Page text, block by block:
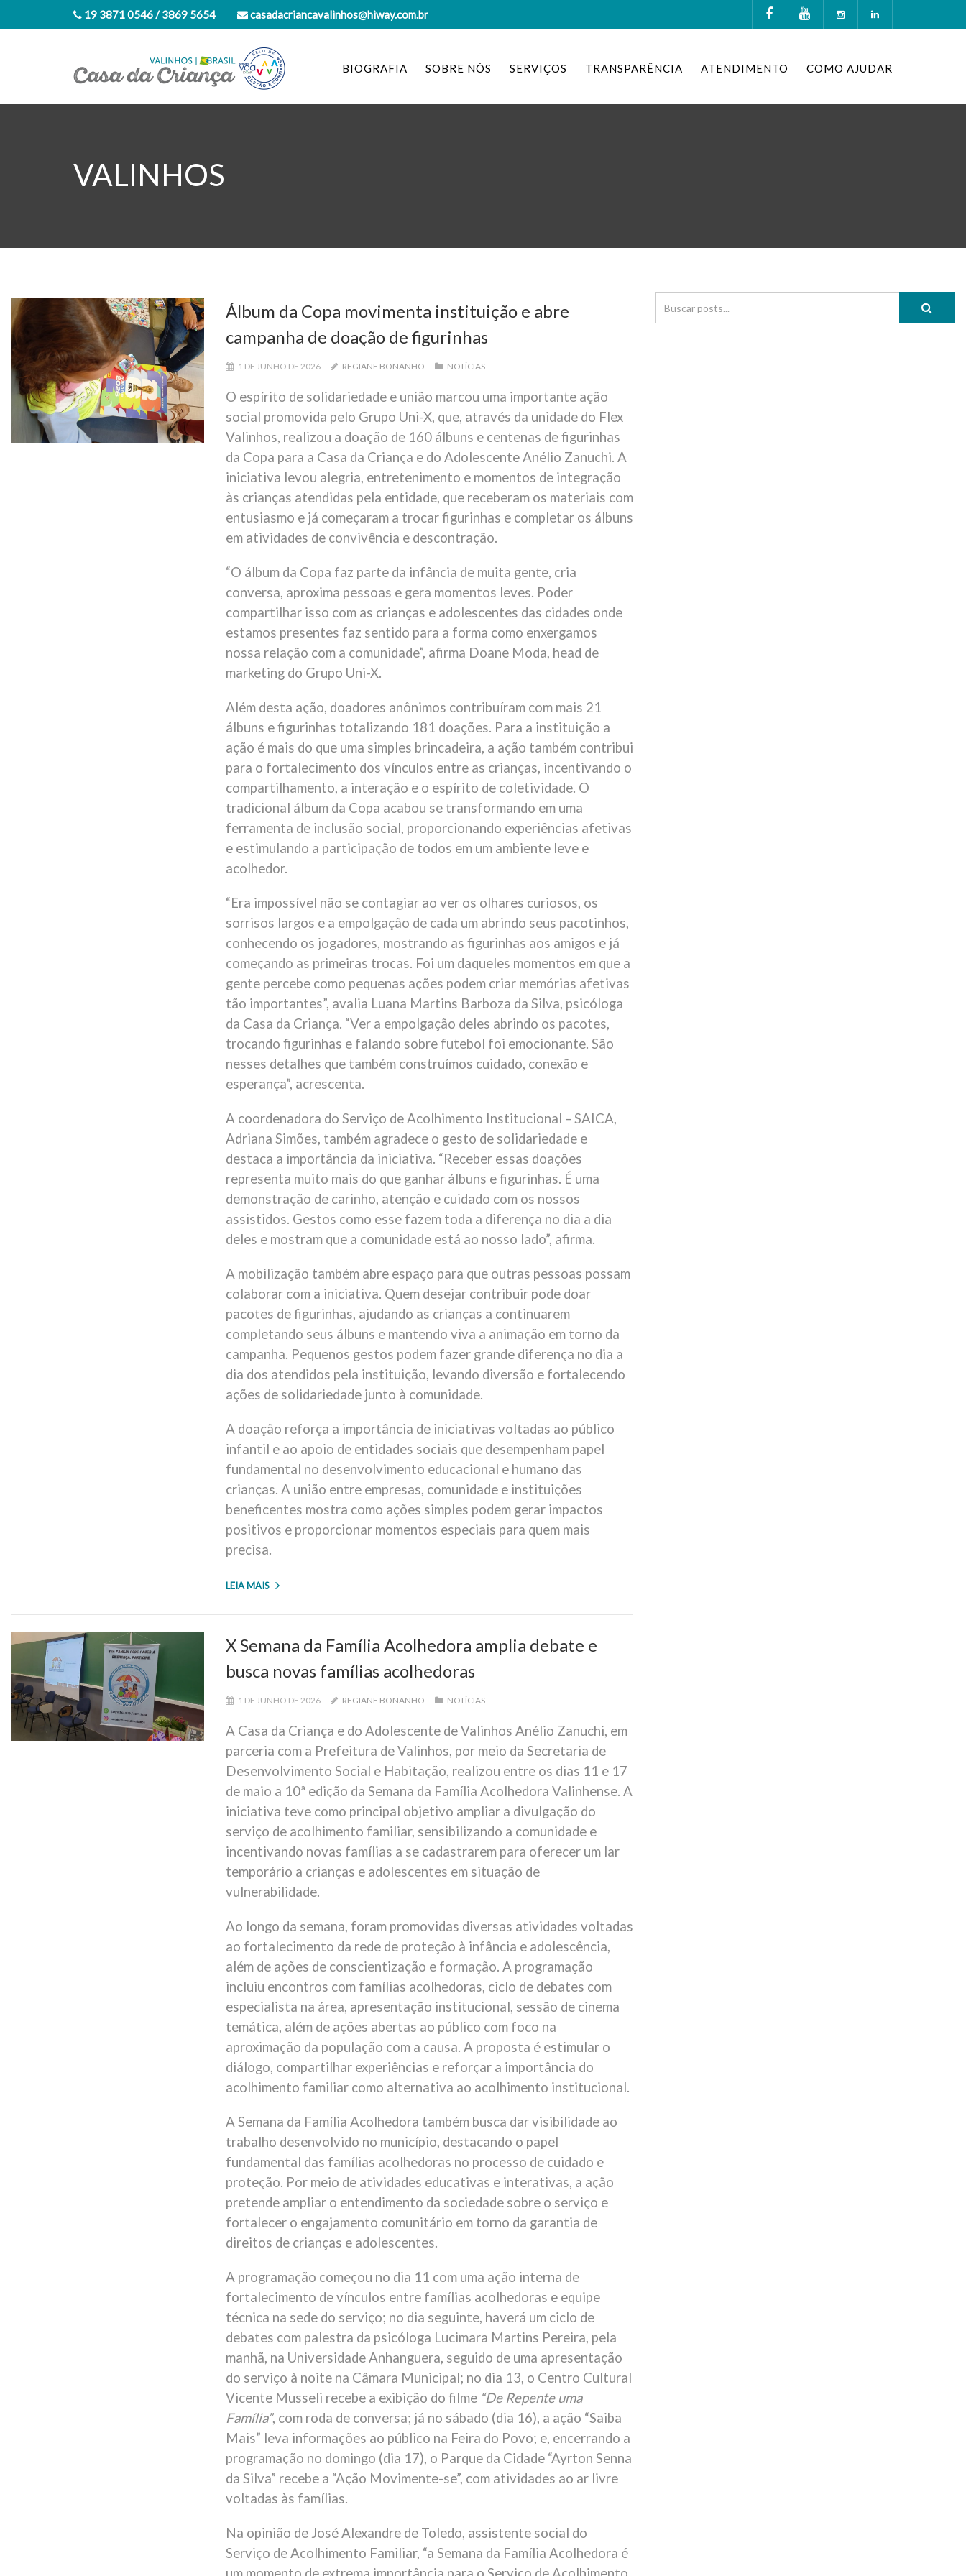
19 3871 0546 / 3869 5654 casadacriancavalinhos@hiway.com.br
BIOGRAFIA SOBRE NÓS SERVIÇOS TRANSPARÊNCIA ATENDIMENTO COMO AJUDAR
VALINHOS
Álbum da Copa movimenta instituição e abre
campanha de doação de figurinhas
1 DE JUNHO DE 2026 REGIANE BONANHO NOTÍCIAS
O espírito de solidariedade e união marcou uma importante ação
social promovida pelo Grupo Uni-X, que, através da unidade do Flex
Valinhos, realizou a doação de 160 álbuns e centenas de figurinhas
da Copa para a Casa da Criança e do Adolescente Anélio Zanuchi. A
iniciativa levou alegria, entretenimento e momentos de integração
às crianças atendidas pela entidade, que receberam os materiais com
entusiasmo e já começaram a trocar figurinhas e completar os álbuns
em atividades de convivência e descontração.
“O álbum da Copa faz parte da infância de muita gente, cria
conversa, aproxima pessoas e gera momentos leves. Poder
compartilhar isso com as crianças e adolescentes das cidades onde
estamos presentes faz sentido para a forma como enxergamos
nossa relação com a comunidade”, afirma Doane Moda, head de
marketing do Grupo Uni-X.
Além desta ação, doadores anônimos contribuíram com mais 21
álbuns e figurinhas totalizando 181 doações. Para a instituição a
ação é mais do que uma simples brincadeira, a ação também contribui
para o fortalecimento dos vínculos entre as crianças, incentivando o
compartilhamento, a interação e o espírito de coletividade. O
tradicional álbum da Copa acabou se transformando em uma
ferramenta de inclusão social, proporcionando experiências afetivas
e estimulando a participação de todos em um ambiente leve e
acolhedor.
“Era impossível não se contagiar ao ver os olhares curiosos, os
sorrisos largos e a empolgação de cada um abrindo seus pacotinhos,
conhecendo os jogadores, mostrando as figurinhas aos amigos e já
começando as primeiras trocas. Foi um daqueles momentos em que a
gente percebe como pequenas ações podem criar memórias afetivas
tão importantes”, avalia Luana Martins Barboza da Silva, psicóloga
da Casa da Criança. “Ver a empolgação deles abrindo os pacotes,
trocando figurinhas e falando sobre futebol foi emocionante. São
nesses detalhes que também construímos cuidado, conexão e
esperança”, acrescenta.
A coordenadora do Serviço de Acolhimento Institucional – SAICA,
Adriana Simões, também agradece o gesto de solidariedade e
destaca a importância da iniciativa. “Receber essas doações
representa muito mais do que ganhar álbuns e figurinhas. É uma
demonstração de carinho, atenção e cuidado com os nossos
assistidos. Gestos como esse fazem toda a diferença no dia a dia
deles e mostram que a comunidade está ao nosso lado”, afirma.
A mobilização também abre espaço para que outras pessoas possam
colaborar com a iniciativa. Quem desejar contribuir pode doar
pacotes de figurinhas, ajudando as crianças a continuarem
completando seus álbuns e mantendo viva a animação em torno da
campanha. Pequenos gestos podem fazer grande diferença no dia a
dia dos atendidos pela instituição, levando diversão e fortalecendo
ações de solidariedade junto à comunidade.
A doação reforça a importância de iniciativas voltadas ao público
infantil e ao apoio de entidades sociais que desempenham papel
fundamental no desenvolvimento educacional e humano das
crianças. A união entre empresas, comunidade e instituições
beneficentes mostra como ações simples podem gerar impactos
positivos e proporcionar momentos especiais para quem mais
precisa.
LEIA MAIS
X Semana da Família Acolhedora amplia debate e
busca novas famílias acolhedoras
1 DE JUNHO DE 2026 REGIANE BONANHO NOTÍCIAS
A Casa da Criança e do Adolescente de Valinhos Anélio Zanuchi, em
parceria com a Prefeitura de Valinhos, por meio da Secretaria de
Desenvolvimento Social e Habitação, realizou entre os dias 11 e 17
de maio a 10ª edição da Semana da Família Acolhedora Valinhense. A
iniciativa teve como principal objetivo ampliar a divulgação do
serviço de acolhimento familiar, sensibilizando a comunidade e
incentivando novas famílias a se cadastrarem para oferecer um lar
temporário a crianças e adolescentes em situação de
vulnerabilidade.
Ao longo da semana, foram promovidas diversas atividades voltadas
ao fortalecimento da rede de proteção à infância e adolescência,
além de ações de conscientização e formação. A programação
incluiu encontros com famílias acolhedoras, ciclo de debates com
especialista na área, apresentação institucional, sessão de cinema
temática, além de ações abertas ao público com foco na
aproximação da população com a causa. A proposta é estimular o
diálogo, compartilhar experiências e reforçar a importância do
acolhimento familiar como alternativa ao acolhimento institucional.
A Semana da Família Acolhedora também busca dar visibilidade ao
trabalho desenvolvido no município, destacando o papel
fundamental das famílias acolhedoras no processo de cuidado e
proteção. Por meio de atividades educativas e interativas, a ação
pretende ampliar o entendimento da sociedade sobre o serviço e
fortalecer o engajamento comunitário em torno da garantia de
direitos de crianças e adolescentes.
A programação começou no dia 11 com uma ação interna de
fortalecimento de vínculos entre famílias acolhedoras e equipe
técnica na sede do serviço; no dia seguinte, haverá um ciclo de
debates com palestra da psicóloga Lucimara Martins Pereira, pela
manhã, na Universidade Anhanguera, seguido de uma apresentação
do serviço à noite na Câmara Municipal; no dia 13, o Centro Cultural
Vicente Musseli recebe a exibição do filme “De Repente uma
Família”, com roda de conversa; já no sábado (dia 16), a ação “Saiba
Mais” leva informações ao público na Feira do Povo; e, encerrando a
programação no domingo (dia 17), o Parque da Cidade “Ayrton Senna
da Silva” recebe a “Ação Movimente-se”, com atividades ao ar livre
voltadas às famílias.
Na opinião de José Alexandre de Toledo, assistente social do
Serviço de Acolhimento Familiar, “a Semana da Família Acolhedora é